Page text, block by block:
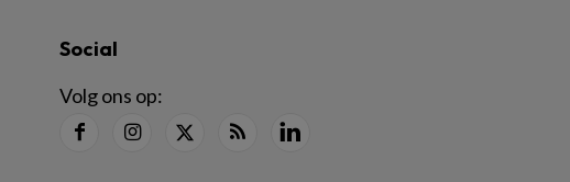
Social
Volg ons op: